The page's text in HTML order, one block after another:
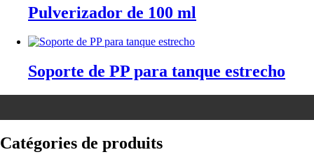
Pulverizador de 100 ml
Soporte de PP para tanque estrecho
Catégories de produits